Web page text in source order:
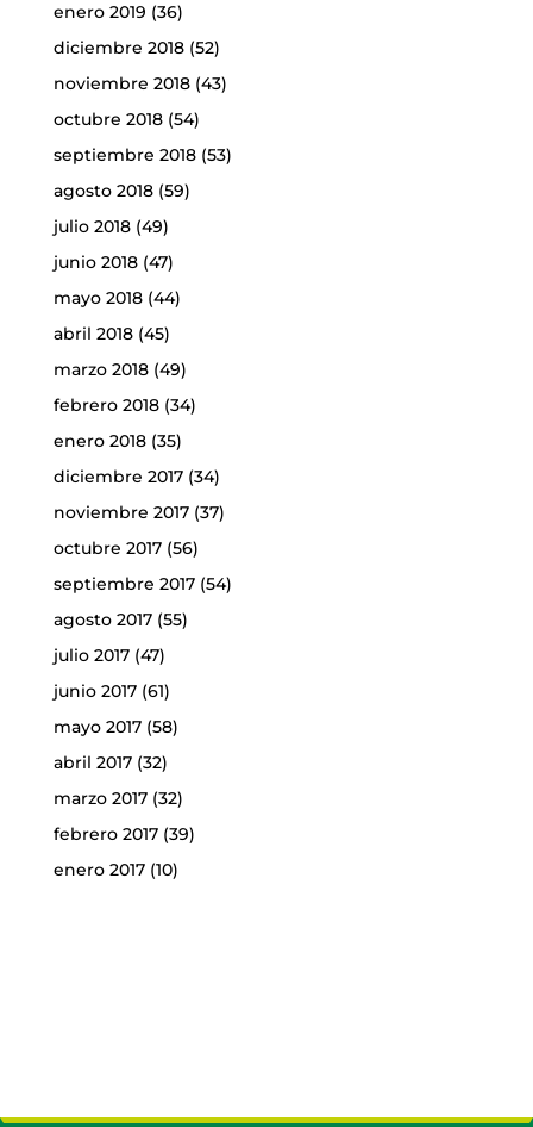
enero 2019 (36)
diciembre 2018(52)
noviembre 2018(43)
octubre 2018(54)
septiembre 2018(53)
agosto 2018(59)
julio 2018(49)
junio 2018(47)
mayo 2018(44)
abril 2018(45)
marzo 2018(49)
febrero 2018(34)
enero 2018(35)
diciembre 2017(34)
noviembre 2017(37)
octubre 2017(56)
septiembre 2017(54)
agosto 2017(55)
julio 2017(47)
junio 2017(61)
mayo 2017(58)
abril 2017(32)
marzo 2017(32)
febrero 2017(39)
enero 2017(10)